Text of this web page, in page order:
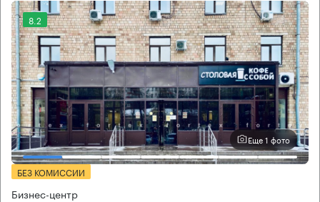
8.2
Еще 1 фото
БЕЗ КОМИССИИ
Бизнес-центр